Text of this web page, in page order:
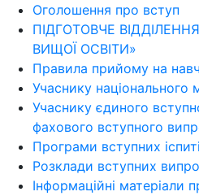
Оголошення про вступ
ПІДГОТОВЧЕ
ВИЩОЇ ОСВІТИ»
Правила прийому на
Учаснику національного
Учаснику єдиного
фахового вступного
Програми вступних
Розклади вступних
Інформаційні матеріали